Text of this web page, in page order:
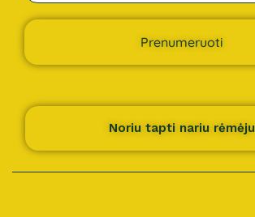
Prenumeruoti
Noriu tapti nariu rėmėju